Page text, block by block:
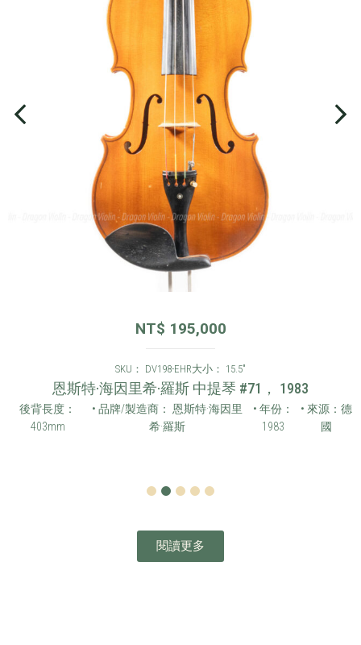
NT$ 195,000
SKU： DV198-EHR大小： 15.5"
恩斯特·海因里希·羅斯 中提琴 #71， 1983
後背長度：
403mm
• 品牌/製造商： 恩斯特·海因里
希·羅斯
• 年份：
1983
• 來源：德
國
4 5
閱讀更多